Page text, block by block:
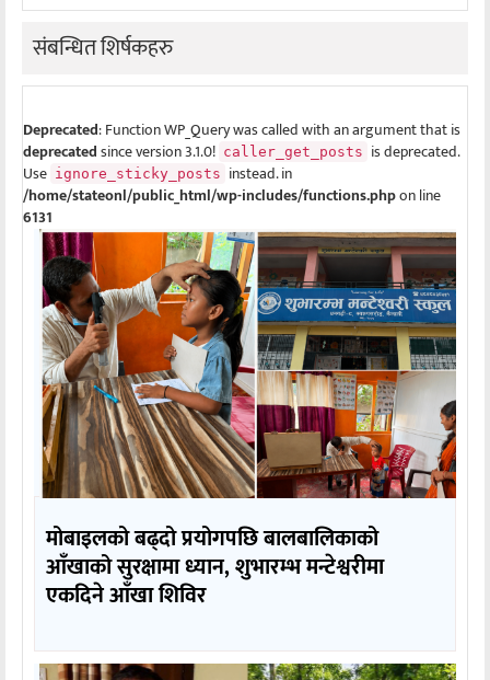
संबन्धित शिर्षकहरु
Deprecated: Function WP_Query was called with an argument that is
deprecatedsince version 3.1.0! caller_get_posts is deprecated.
Use ignore_sticky_posts instead. in
/home/stateonl/public_html/wp-includes/functions.phpon line
6131
मोबाइलको बढ्दो प्रयोगपछि बालबालिकाको
आँखाको सुरक्षामा ध्यान, शुभारम्भ मन्टेश्वरीमा
एकदिने आँखा शिविर